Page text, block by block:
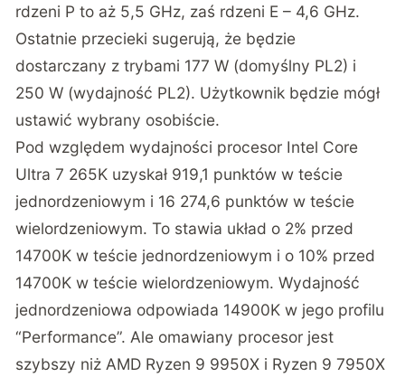
rdzeni P to aż 5,5 GHz, zaś rdzeni E – 4,6 GHz.
Ostatnie przecieki sugerują, że będzie
dostarczany z trybami 177 W (domyślny PL2) i
250 W (wydajność PL2). Użytkownik będzie mógł
ustawić wybrany osobiście.
Pod względem wydajności procesor Intel Core
Ultra 7 265K uzyskał 919,1 punktów w teście
jednordzeniowym i 16 274,6 punktów w teście
wielordzeniowym. To stawia układ o 2% przed
14700K w teście jednordzeniowym i o 10% przed
14700K w teście wielordzeniowym. Wydajność
jednordzeniowa odpowiada 14900K w jego profilu
“Performance”. Ale omawiany procesor jest
szybszy niż AMD Ryzen 9 9950X i Ryzen 9 7950X